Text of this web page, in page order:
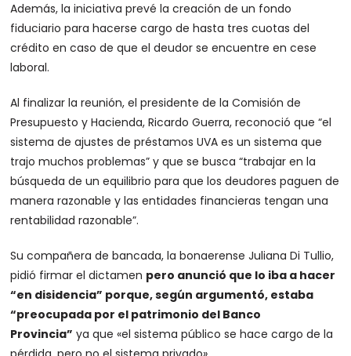
Además, la iniciativa prevé la creación de un fondo
fiduciario para hacerse cargo de hasta tres cuotas del
crédito en caso de que el deudor se encuentre en cese
laboral.
Al finalizar la reunión, el presidente de la Comisión de
Presupuesto y Hacienda, Ricardo Guerra, reconoció que “el
sistema de ajustes de préstamos UVA es un sistema que
trajo muchos problemas” y que se busca “trabajar en la
búsqueda de un equilibrio para que los deudores paguen de
manera razonable y las entidades financieras tengan una
rentabilidad razonable”.
Su compañera de bancada, la bonaerense Juliana Di Tullio,
pidió firmar el dictamen pero anunció que lo iba a hacer
“en disidencia” porque, según argumentó, estaba
“preocupada por el patrimonio del Banco
Provincia” ya que «el sistema público se hace cargo de la